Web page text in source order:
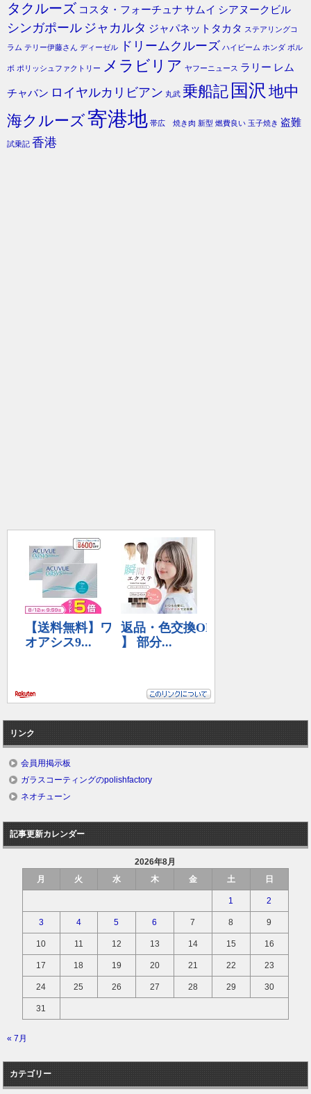
タクルーズ コスタ・フォーチュナ サムイ シアヌークビル
シンガポール ジャカルタ ジャパネットタカタ ステアリングコ
ラム テリー伊藤さん ディーゼル ドリームクルーズ ハイビーム ホンダ ボル
ボ ポリッシュファクトリー メラビリア ヤフーニュース ラリー レム
チャバン ロイヤルカリビアン 丸武 乗船記 国沢 地中
海クルーズ寄港地 帯広 焼き肉 新型 燃費良い 玉子焼き 盗難
試乗記 香港
リンク
会員用掲示板
ガラスコーティングのpolishfactory
ネオチューン
記事更新カレンダー
2026年8月
月
火 水 木 金 土 日
1 2
3 4 5 6 7 8 9
10 11 12 13 14 15 16
17 18 19 20 21 22 23
24 25 26 27 28 29 30
31
« 7月
カテゴリー